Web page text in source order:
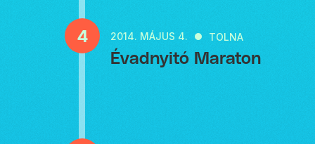
4 2014. MÁJUS 4. TOLNA
Évadnyitó Maraton